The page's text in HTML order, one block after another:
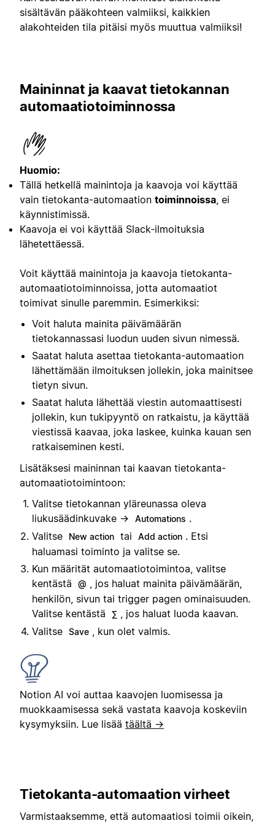
sisältävän pääkohteen valmiiksi, kaikkien
alakohteiden tila pitäisi myös muuttua valmiiksi!
Maininnat ja kaavat tietokannan
automaatiotoiminnossa
Huomio:
Tällä hetkellä mainintoja ja kaavoja voi käyttää
vain tietokanta-automaation toiminnoissa , ei
käynnistimissä.
Kaavoja ei voi käyttää Slack-ilmoituksia
lähetettäessä.
Voit käyttää mainintoja ja kaavoja tietokanta-
automaatiotoiminnoissa, jotta automaatiot
toimivat sinulle paremmin. Esimerkiksi:
Voit haluta mainita päivämäärän
tietokannassasi luodun uuden sivun nimessä.
Saatat haluta asettaa tietokanta-automaation
lähettämään ilmoituksen jollekin, joka mainitsee
tietyn sivun.
Saatat haluta lähettää viestin automaattisesti
jollekin, kun tukipyyntö on ratkaistu, ja käyttää
viestissä kaavaa, joka laskee, kuinka kauan sen
ratkaiseminen kesti.
Lisätäksesi maininnan tai kaavan tietokanta-
automaatiotoimintoon:
Valitse tietokannan yläreunassa oleva
liukusäädinkuvake →
Automations .
Valitse
New action tai Add action . Etsi
haluamasi toiminto ja valitse se.
Kun määrität automaatiotoimintoa, valitse
kentästä
@
, jos haluat mainita päivämäärän,
henkilön, sivun tai trigger pagen ominaisuuden.
Valitse kentästä
∑
, jos haluat luoda kaavan.
Valitse Save , kun olet valmis.
Notion AI voi auttaa kaavojen luomisessa ja
muokkaamisessa sekä vastata kaavoja koskeviin
kysymyksiin. Lue lisää täältä →
Tietokanta-automaation virheet
Varmistaaksemme, että automaatiosi toimii oikein,